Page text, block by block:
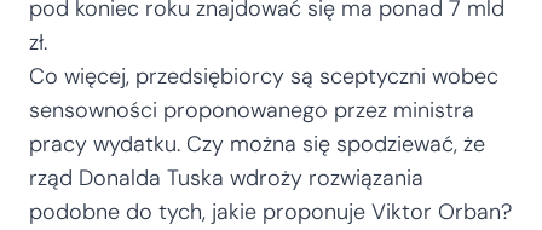
pod koniec roku znajdować się ma ponad 7 mld
zł.
Co więcej, przedsiębiorcy są sceptyczni wobec
sensowności proponowanego przez ministra
pracy wydatku. Czy można się spodziewać, że
rząd Donalda Tuska wdroży rozwiązania
podobne do tych, jakie proponuje Viktor Orban?